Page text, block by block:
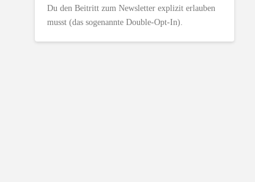
Du den Beitritt zum Newsletter explizit erlauben
musst (das sogenannte Double-Opt-In).